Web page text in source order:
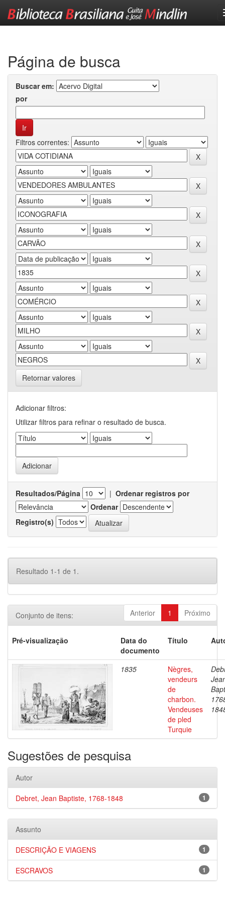
Página de busca
Buscar em:
por
Filtros correntes:
Retornar valores
Adicionar filtros:
Utilizar filtros para refinar o resultado de busca.
Resultados/Página | Ordenar registros por
Ordenar
Registro(s)
Resultado 1-1 de 1.
Anterior 1 Próximo
Conjunto de itens:
Pré-visualização
Data do
documento
Título
1835
Nègres,
vendeurs
de
charbon.
Vendeuses
de pled
Turquie
Sugestões de pesquisa
Autor
1
Debret, Jean Baptiste, 1768-1848
Assunto
1
DESCRIÇÃO E VIAGENS
1
ESCRAVOS